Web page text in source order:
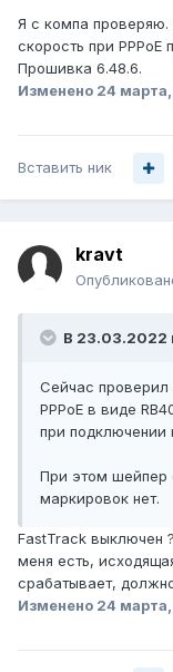
Я с компа проверяю.
скорость при
Прошивка 6.48.6.
Изменено 24
Вставить ник
kravt
В 23.03.2022
Сейчас проверил
PPPoE в виде
при подключении
При этом шейпер
маркировок нет.
FastTrack выключен
меня есть,
срабатывает,
Изменено 24